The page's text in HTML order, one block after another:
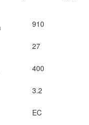
910
27
400
3.2
EC